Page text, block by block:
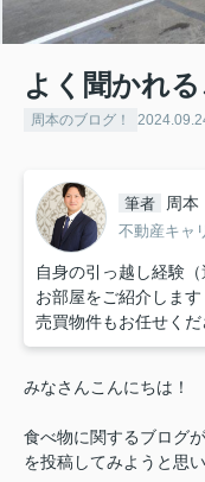
よく聞かれ
周本のブログ！
筆者 周
不動産キャ
自身の引っ越し経験
お部屋をご紹介します
売買物件もお任せくだ
みなさんこんにちは！
食べ物に関するブログ
を投稿してみようと思い